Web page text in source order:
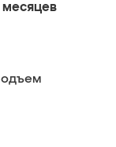
месяцев